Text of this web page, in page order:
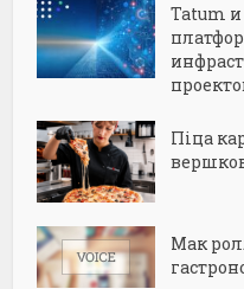
Tatum
Піца
Мак